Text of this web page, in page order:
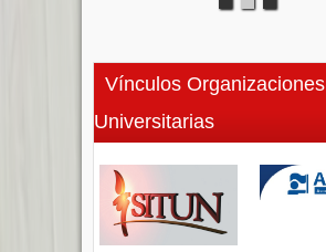
Vínculos Organizaciones
Universitarias